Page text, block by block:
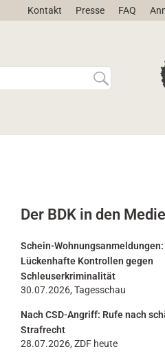
Kontakt Presse FAQ
Der BDK in den
Schein-Wohnungsanmeldungen:
Lückenhafte Kontrollen gegen
Schleuserkriminalität
30.07.2026, Tagesschau
Nach CSD-Angriff: Rufe nach
Strafrecht
28.07.2026, ZDF heute